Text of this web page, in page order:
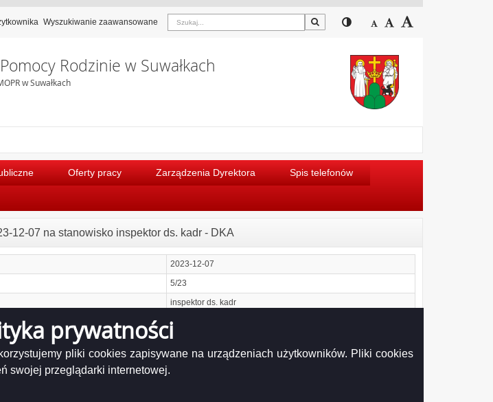
prywatności
pliki cookies zapisywane na urządzeniach użytkowników. Pliki cookies
swojej przeglądarki internetowej.
Wyszukiwanie zaawansowane Szukaj Przełącz pomiędzy
Zmniejsz czcionkę
Domyślny rozmiar
Rodzinie w Suwałkach
w Suwałkach
Oferty pracy Zarządzenia Dyrektora Spis telefonów
12-07 na stanowisko inspektor ds. kadr - DKA
2023-12-07
5/23
inspektor ds. kadr
DKA
2023-12-20